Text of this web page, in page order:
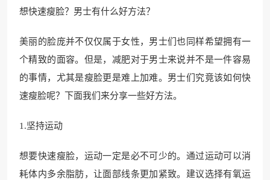
想快速瘦脸？男士有什么好方法？
美丽的脸庞并不仅仅属于女性，男士们也同样希望拥有一
个精致的面容。但是，减肥对于男士来说并不是一件容易
的事情，尤其是瘦脸更是难上加难。男士们究竟该如何快
速瘦脸呢？下面我们来分享一些好方法。
1.坚持运动
想要快速瘦脸，运动一定是必不可少的。通过运动可以消
耗体内多余脂肪，让面部线条更加紧致。建议选择有氧运